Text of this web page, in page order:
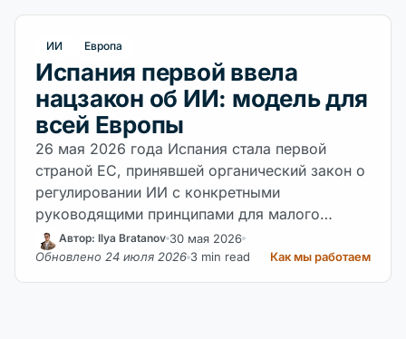
ИИ Европа
Испания первой ввела
нацзакон об ИИ: модель для
всей Европы
26 мая 2026 года Испания стала первой
страной ЕС, принявшей органический закон о
регулировании ИИ с конкретными
руководящими принципами для малого
бизнеса.
Автор: Ilya Bratanov 30 мая 2026
Обновлено 24 июля 2026 3 min read Как мы работаем